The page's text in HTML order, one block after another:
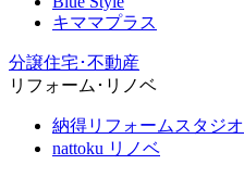
キママプラス
分譲住宅･不動産
リフォーム･リノベ
納得リフォームスタジオ
nattoku リノベ